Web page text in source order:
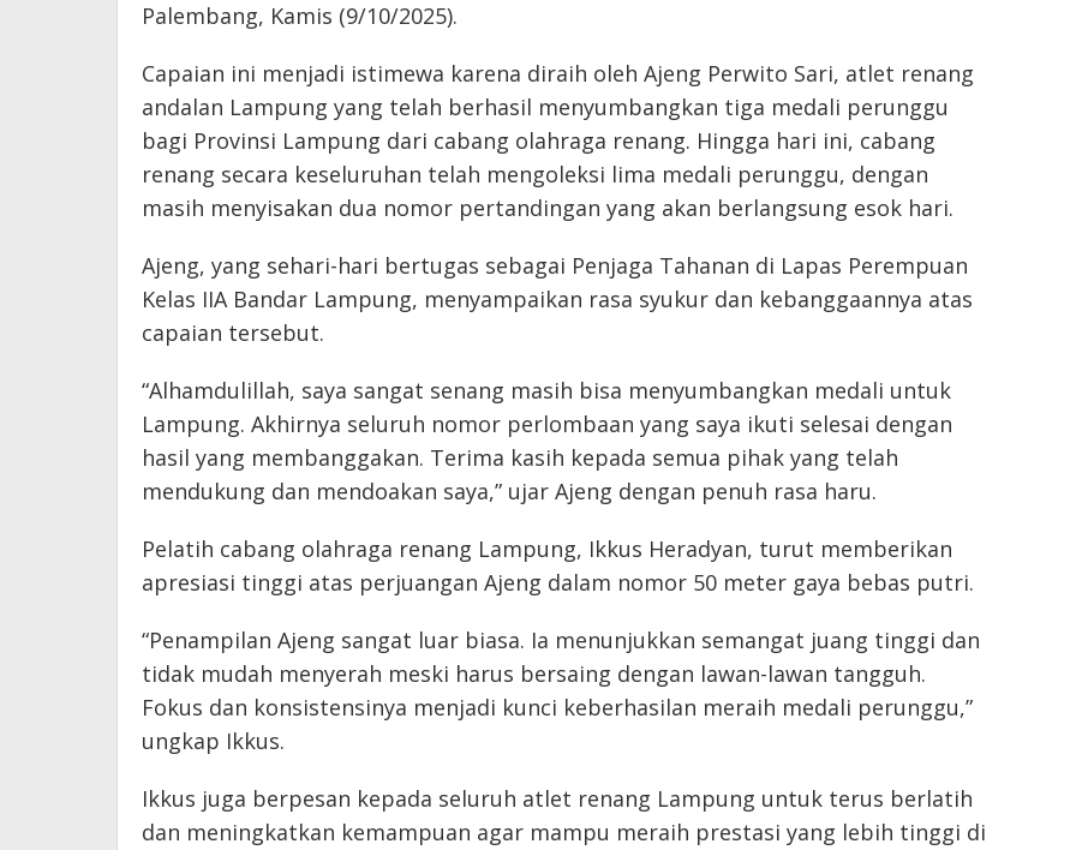
Palembang, Kamis (9/10/2025).
Capaian ini menjadi istimewa karena diraih oleh Ajeng Perwito Sari, atlet renang
andalan Lampung yang telah berhasil menyumbangkan tiga medali perunggu
bagi Provinsi Lampung dari cabang olahraga renang. Hingga hari ini, cabang
renang secara keseluruhan telah mengoleksi lima medali perunggu, dengan
masih menyisakan dua nomor pertandingan yang akan berlangsung esok hari.
Ajeng, yang sehari-hari bertugas sebagai Penjaga Tahanan di Lapas Perempuan
Kelas IIA Bandar Lampung, menyampaikan rasa syukur dan kebanggaannya atas
capaian tersebut.
“Alhamdulillah, saya sangat senang masih bisa menyumbangkan medali untuk
Lampung. Akhirnya seluruh nomor perlombaan yang saya ikuti selesai dengan
hasil yang membanggakan. Terima kasih kepada semua pihak yang telah
mendukung dan mendoakan saya,” ujar Ajeng dengan penuh rasa haru.
Pelatih cabang olahraga renang Lampung, Ikkus Heradyan, turut memberikan
apresiasi tinggi atas perjuangan Ajeng dalam nomor 50 meter gaya bebas putri.
“Penampilan Ajeng sangat luar biasa. Ia menunjukkan semangat juang tinggi dan
tidak mudah menyerah meski harus bersaing dengan lawan-lawan tangguh.
Fokus dan konsistensinya menjadi kunci keberhasilan meraih medali perunggu,”
ungkap Ikkus.
Ikkus juga berpesan kepada seluruh atlet renang Lampung untuk terus berlatih
dan meningkatkan kemampuan agar mampu meraih prestasi yang lebih tinggi di